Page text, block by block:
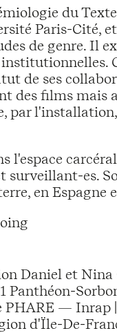
du
Paris-Cité,
de genre. Il
de ses
des films mais
par
l'espace
surveillant-es.
en Espagne
Daniel et Nina
Panthéon-
PHARE —
d'Ïle-De-